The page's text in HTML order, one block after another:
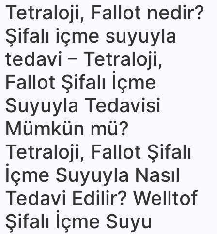
Tetraloji, Fallot nedir?
Şifalı içme suyuyla
tedavi – Tetraloji,
Fallot Şifalı İçme
Suyuyla Tedavisi
Mümkün mü?
Tetraloji, Fallot Şifalı
İçme Suyuyla Nasıl
Tedavi Edilir? Welltof
Şifalı İçme Suyu